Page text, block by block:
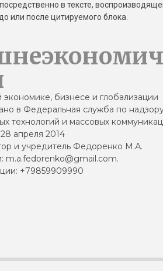
в тексте,
или после цитируемого блока.
бизнесе и глобализации
в Федеральная служба по
технологий и массовых
апреля 2014
и учредитель Федоренко М.А.
m.a.fedorenko@gmail.com.
+79859909990